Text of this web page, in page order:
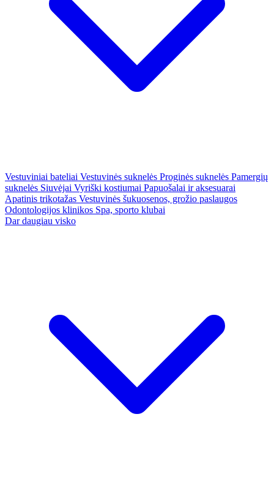
Vestuviniai bateliai Vestuvinės suknelės Proginės suknelės Pamergių
suknelės Siuvėjai Vyriški kostiumai Papuošalai ir aksesuarai
Apatinis trikotažas Vestuvinės šukuosenos, grožio paslaugos
Odontologijos klinikos Spa, sporto klubai
Dar daugiau visko